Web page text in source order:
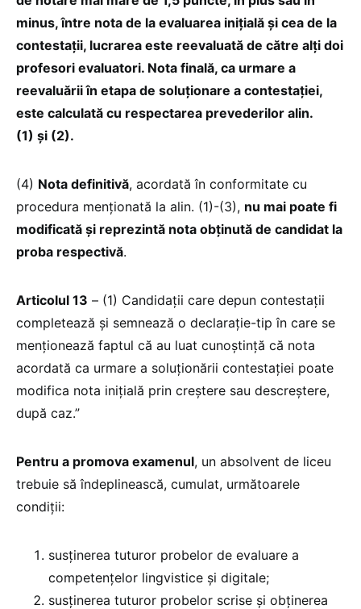
minus, între nota de la evaluarea inițială și cea de la
contestații, lucrarea este reevaluată de către alți doi
profesori evaluatori. Nota finală, ca urmare a
reevaluării în etapa de soluționare a contestației,
este calculată cu respectarea prevederilor alin.
(1) și (2).
(4) Nota definitivă, acordată în conformitate cu
procedura menționată la alin. (1)-(3), nu mai poate fi
modificată și reprezintă nota obținută de candidat la
proba respectivă.
Articolul 13 – (1) Candidații care depun contestații
completează și semnează o declarație-tip în care se
menționează faptul că au luat cunoștință că nota
acordată ca urmare a soluționării contestației poate
modifica nota inițială prin creștere sau descreștere,
după caz.”
Pentru a promova examenul, un absolvent de liceu
trebuie să îndeplinească, cumulat, următoarele
condiții:
susținerea tuturor probelor de evaluare a
competențelor lingvistice și digitale;
susținerea tuturor probelor scrise și obținerea